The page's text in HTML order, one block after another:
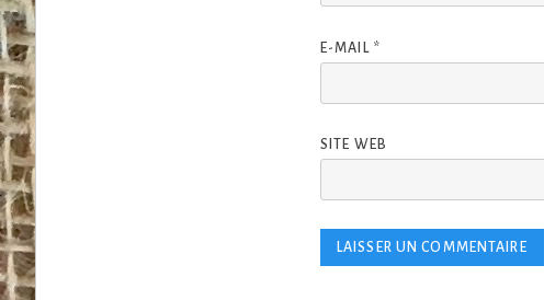
E-MAIL *
SITE WEB